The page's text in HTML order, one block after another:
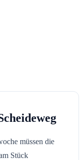
müssen die
Stück